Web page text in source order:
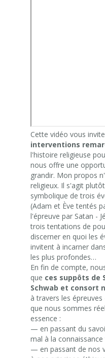
Cette vidéo vous
interventions
l'histoire religieuse
nous offre une
grandir. Mon propos
religieux. Il s'agit
symbolique de trois
(Adam et Ève tentés
l'épreuve par Satan -
trois tentations de
discerner en quoi les
invitent à incarner
les plus profondes…
En fin de compte,
que ces suppôts de
Schwab et consort
à travers les
que nous sommes
essence :
— en passant du
mal à la
— en passant de nos